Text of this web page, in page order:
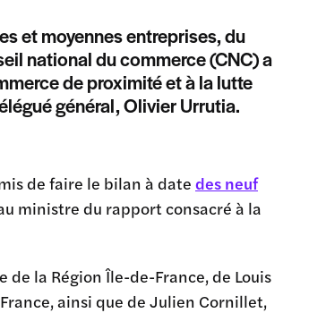
et moyennes entreprises, du
national du commerce (CNC) a
de proximité et à la lutte
général, Olivier Urrutia.
de faire le bilan à date des neuf
ministre du rapport consacré à la
la Région Île-de-France, de Louis
ainsi que de Julien Cornillet,